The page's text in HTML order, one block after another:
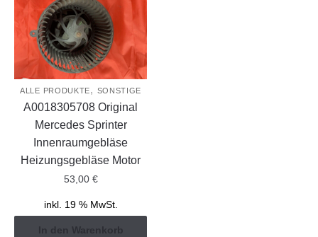
ALLE PRODUKTE, SONSTIGE
A0018305708 Original
Mercedes Sprinter
Innenraumgebläse
Heizungsgebläse Motor
53,00 €
inkl. 19 % MwSt.
In den Warenkorb